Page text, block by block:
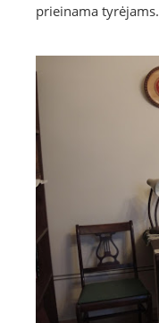
prieinama tyrėjams.